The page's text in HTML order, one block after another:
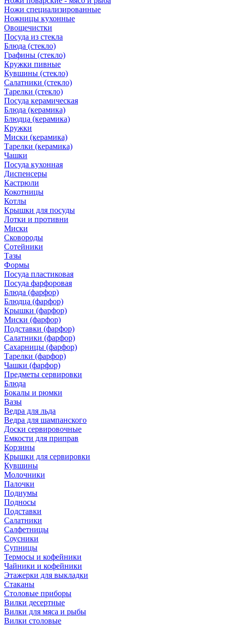
Ножи специализированные
Ножницы кухонные
Овощечистки
Посуда из стекла
Блюда (стекло)
Графины (стекло)
Кружки пивные
Кувшины (стекло)
Салатники (стекло)
Тарелки (стекло)
Посуда керамическая
Блюда (керамика)
Блюдца (керамика)
Кружки
Миски (керамика)
Тарелки (керамика)
Чашки
Посуда кухонная
Диспенсеры
Кастрюли
Кокотницы
Котлы
Крышки для посуды
Лотки и противни
Миски
Сковороды
Сотейники
Тазы
Формы
Посуда пластиковая
Посуда фарфоровая
Блюда (фарфор)
Блюдца (фарфор)
Крышки (фарфор)
Миски (фарфор)
Подставки (фарфор)
Салатники (фарфор)
Сахарницы (фарфор)
Тарелки (фарфор)
Чашки (фарфор)
Предметы сервировки
Блюда
Бокалы и рюмки
Вазы
Ведра для льда
Ведра для шампанского
Доски сервировочные
Емкости для приправ
Корзины
Крышки для сервировки
Кувшины
Молочники
Палочки
Подиумы
Подносы
Подставки
Салатники
Салфетницы
Соусники
Супницы
Термосы и кофейники
Чайники и кофейники
Этажерки для выкладки
Стаканы
Столовые приборы
Вилки десертные
Вилки для мяса и рыбы
Вилки столовые